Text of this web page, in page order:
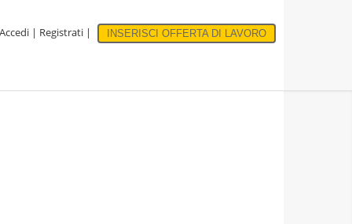
Accedi | Registrati | INSERISCI OFFERTA DI LAVORO